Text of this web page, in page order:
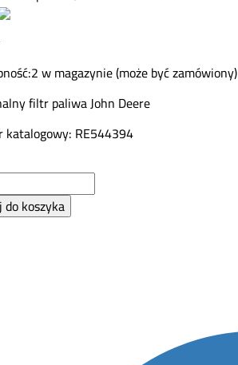
2 w magazynie (może być zamówiony)
filtr paliwa John Deere
katalogowy: RE544394
do koszyka